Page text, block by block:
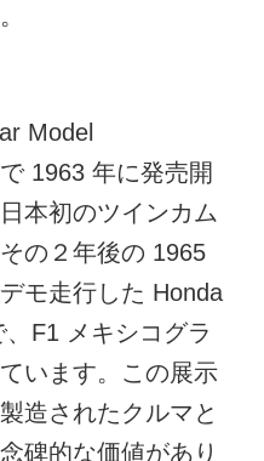
Model
1963 年に発売開
本初のツインカム
の２年後の 1965
モ走行した Honda
F1 メキシコグラ
います。この展示
造されたクルマと
碑的な価値があり